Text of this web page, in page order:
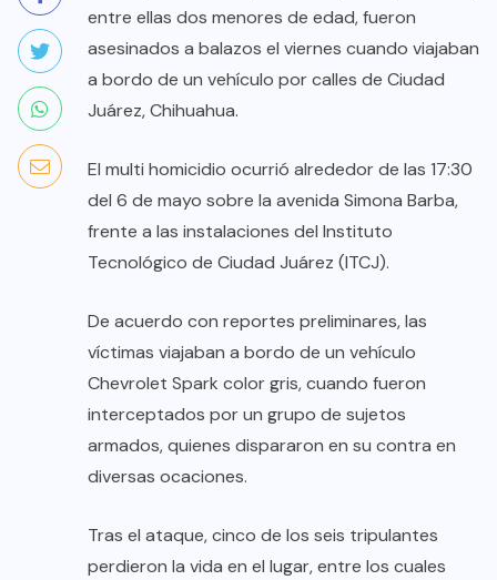
entre ellas dos menores de edad, fueron
asesinados a balazos el viernes cuando viajaban
a bordo de un vehículo por calles de Ciudad
Juárez, Chihuahua.
El multi homicidio ocurrió alrededor de las 17:30
del 6 de mayo sobre la avenida Simona Barba,
frente a las instalaciones del Instituto
Tecnológico de Ciudad Juárez (ITCJ).
De acuerdo con reportes preliminares, las
víctimas viajaban a bordo de un vehículo
Chevrolet Spark color gris, cuando fueron
interceptados por un grupo de sujetos
armados, quienes dispararon en su contra en
diversas ocaciones.
Tras el ataque, cinco de los seis tripulantes
perdieron la vida en el lugar, entre los cuales